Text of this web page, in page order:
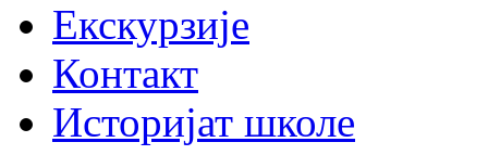
Екскурзије
Контакт
Историјат школе